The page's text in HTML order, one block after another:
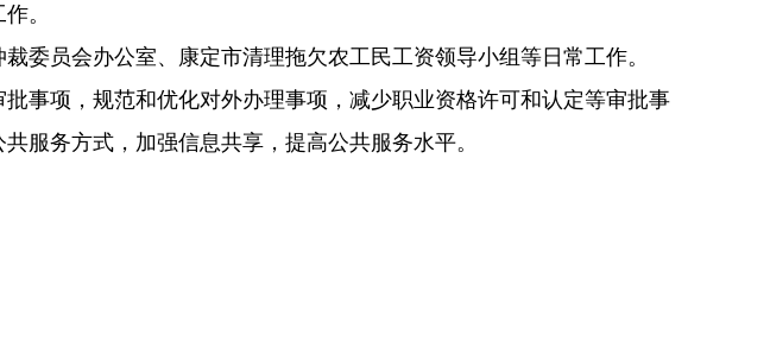
。
员会办公室、康定市清理拖欠农工民工资领导小组等日常工作。
项，规范和优化对外办理事项，减少职业资格许可和认定等审批事
服务方式，加强信息共享，提高公共服务水平。